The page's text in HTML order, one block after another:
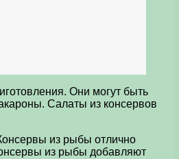
Они могут быть
Салаты из консервов
из рыбы отлично
из рыбы добавляют